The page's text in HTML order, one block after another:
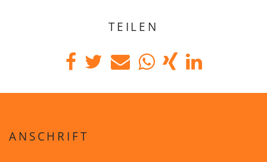
TEILEN
ANSCHRIFT